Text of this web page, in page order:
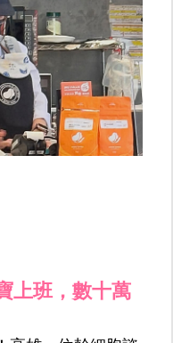
上班，數十萬